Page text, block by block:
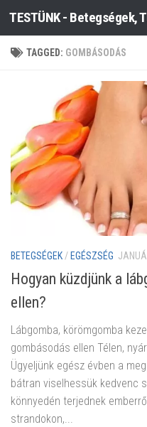
Skip to content
TESTÜNK - Betegségek,
TAGGED: GOMBÁSODÁS
BETEGSÉGEK / EGÉSZSÉG
Hogyan küzdjünk a
ellen?
Lábgomba, körömgomba
gombásodás ellen Télen,
Ügyeljünk egész évben a
bátran viselhessük kedvenc
könnyedén terjednek
strandokon,...